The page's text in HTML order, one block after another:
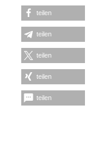
teilen
teilen
teilen
teilen
teilen